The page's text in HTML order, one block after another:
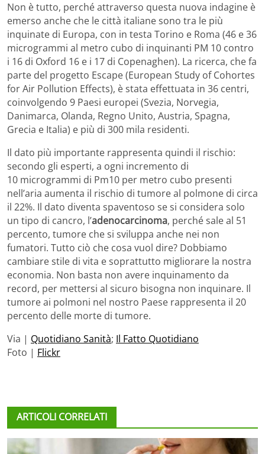
Non è tutto, perché attraverso questa nuova indagine è
emerso anche che le città italiane sono tra le più
inquinate di Europa, con in testa Torino e Roma (46 e 36
microgrammi al metro cubo di inquinanti PM 10 contro
i 16 di Oxford 16 e i 17 di Copenaghen). La ricerca, che fa
parte del progetto Escape (European Study of Cohortes
for Air Pollution Effects), è stata effettuata in 36 centri,
coinvolgendo 9 Paesi europei (Svezia, Norvegia,
Danimarca, Olanda, Regno Unito, Austria, Spagna,
Grecia e Italia) e più di 300 mila residenti.
Il dato più importante rappresenta quindi il rischio:
secondo gli esperti, a ogni incremento di
10 microgrammi di Pm10 per metro cubo presenti
nell’aria aumenta il rischio di tumore al polmone di circa
il 22%. Il dato diventa spaventoso se si considera solo
un tipo di cancro, l’adenocarcinoma, perché sale al 51
percento, tumore che si sviluppa anche nei non
fumatori. Tutto ciò che cosa vuol dire? Dobbiamo
cambiare stile di vita e soprattutto migliorare la nostra
economia. Non basta non avere inquinamento da
record, per mettersi al sicuro bisogna non inquinare. Il
tumore ai polmoni nel nostro Paese rappresenta il 20
percento delle morte di tumore.
Via | Quotidiano Sanità; Il Fatto Quotidiano
Foto | Flickr
ARTICOLI CORRELATI